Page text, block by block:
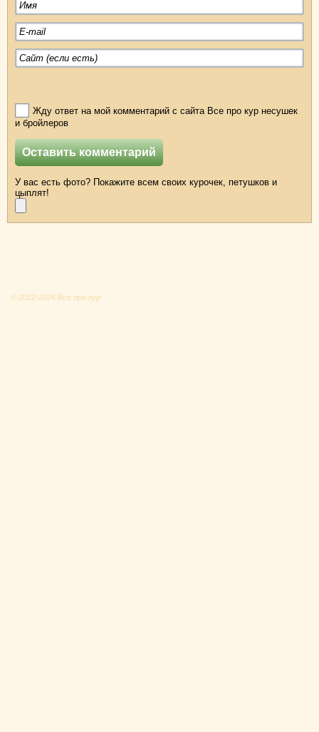
Жду ответ на мой комментарий с сайта Все про кур несушек
и бройлеров
У вас есть фото? Покажите всем своих курочек, петушков и
цыплят!
© 2012-2026 Все про кур